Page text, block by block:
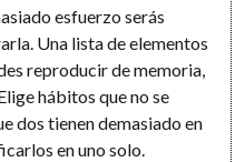
esfuerzo serás
Una lista de elementos
reproducir de memoria,
hábitos que no se
dos tienen demasiado en
en uno solo.